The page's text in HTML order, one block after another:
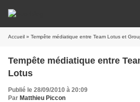
Accueil » Tempête médiatique entre Team Lotus et
Tempête médiatique entre
Lotus
Publié le 28/09/2010 à 20:09
Par Matthieu Piccon